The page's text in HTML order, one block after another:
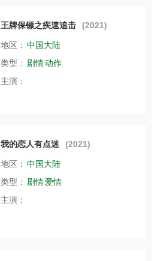
王牌保镖之疾速追击 (2021)
地区： 中国大陆
类型： 剧情动作
主演：
我的恋人有点迷 (2021)
地区： 中国大陆
类型： 剧情爱情
主演：